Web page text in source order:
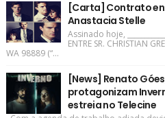
[Carta] Contrato
Anastacia Stelle
Assinado hoje,
ENTRE SR. CHRISTIAN
WA 98889 (“...
[News] Renato
protagonizam
estreia no Telecine